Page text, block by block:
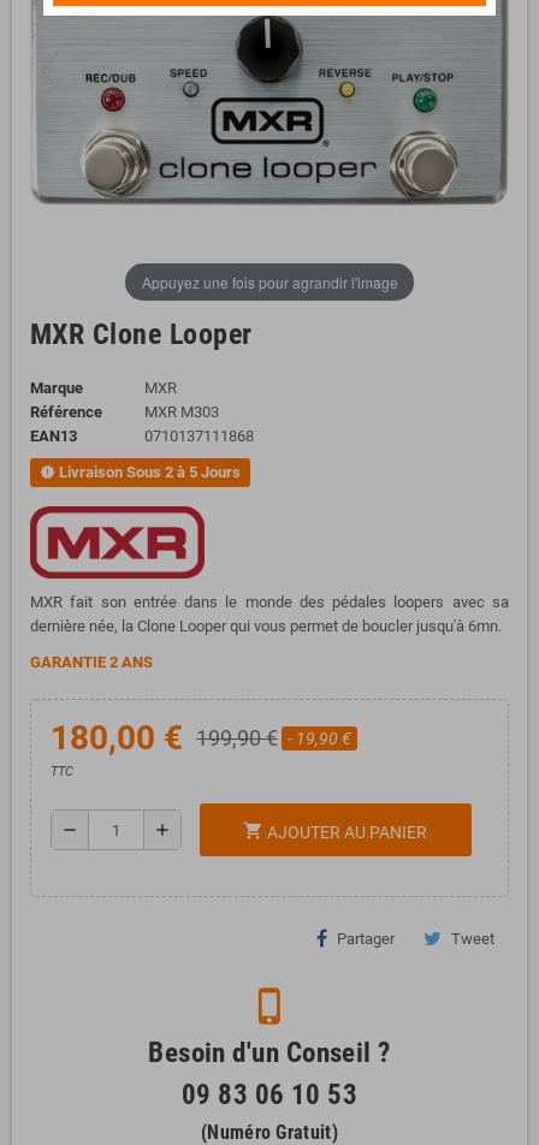
Appuyez une fois pour agrandir l'image
MXR Clone Looper
Marque
MXR
Référence
MXR M303
EAN13
0710137111868
new_releases Livraison Sous 2 à 5 Jours
MXR fait son entrée dans le monde des pédales loopers avec sa
dernière née, la Clone Looper qui vous permet de boucler jusqu'à 6mn.
GARANTIE 2 ANS
180,00 € 199,90 € - 19,90 €
TTC
remove add shopping_cart AJOUTER AU PANIER
Partager Tweet
phone_iphone
Besoin d'un Conseil ?
09 83 06 10 53
(Numéro Gratuit)